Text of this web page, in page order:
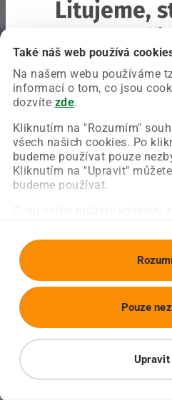
Také náš web používá
Na našem webu používáme
informací o tom, co jsou
dozvíte zde.
Kliknutím na "Rozumím"
všech našich cookies. Po
budeme používat pouze
Kliknutím na "Upravit"
budeme používat.
Upravit
Pouze
Litujeme,
Chyba nastala na naší
Zkuste prosím znovu
Obnovit stránku